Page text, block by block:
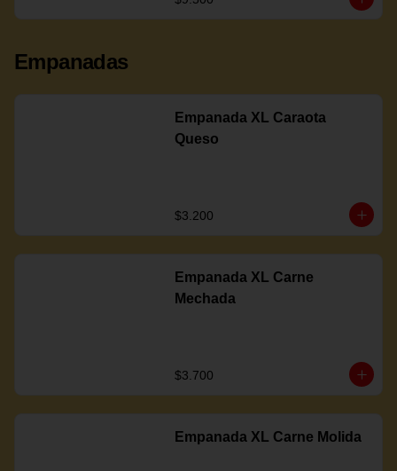
Empanadas
Empanada XL Caraota
Queso
$3.200
Empanada XL Carne
Mechada
$3.700
Empanada XL Carne Molida